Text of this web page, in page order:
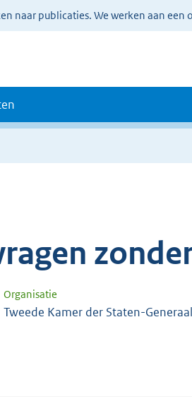
naar publicaties. We werken aan een
Organisatie
Tweede Kamer der Staten-Generaal